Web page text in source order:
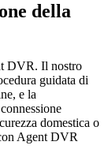
della
DVR. Il nostro
guidata di
e la
domestica o
Agent DVR